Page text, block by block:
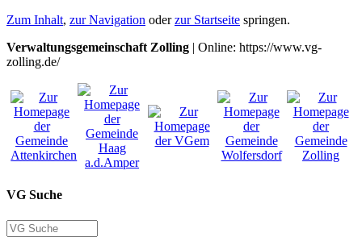
Zum Inhalt, zur Navigation oderzur Startseite springen.
Verwaltungsgemeinschaft Zolling | Online: https://www.vg-
zolling.de/
VG Suche